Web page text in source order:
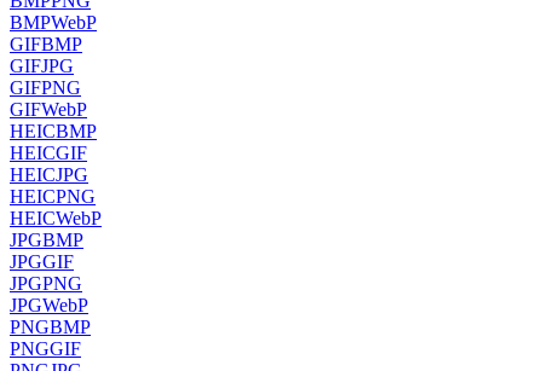
BMPWebP
GIFBMP
GIFJPG
GIFPNG
GIFWebP
HEICBMP
HEICGIF
HEICJPG
HEICPNG
HEICWebP
JPGBMP
JPGGIF
JPGPNG
JPGWebP
PNGBMP
PNGGIF